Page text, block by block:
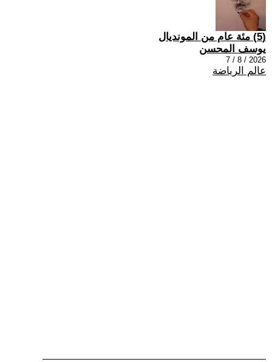
(5) مئة عام من المونديال
يوسف المحسن
2026 / 8 / 7
عالم الرياضة